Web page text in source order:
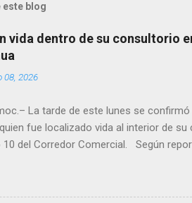
este blog
vida dentro de su consultorio
08, 2026
La tarde de este lunes se
fue localizado vida al interior de
del Corredor Comercial. Según
ya sin signos vitales. Erasmo
el periodo 2023–2024, era un médico